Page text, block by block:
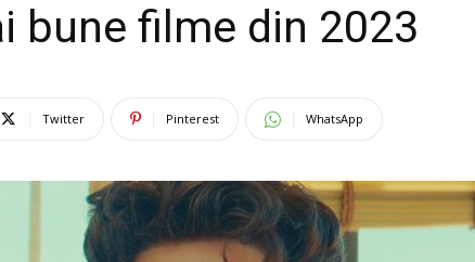
bune filme din 2023
Twitter Pinterest WhatsApp